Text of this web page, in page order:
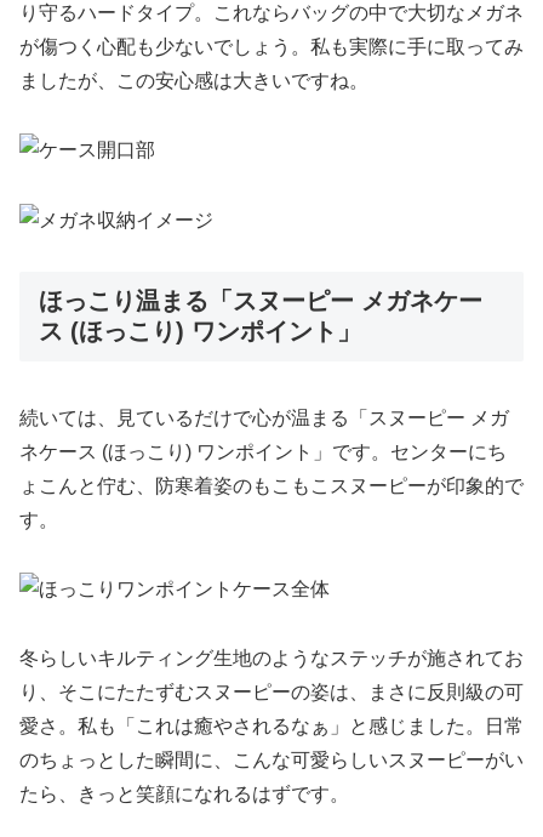
り守るハードタイプ。これならバッグの中で大切なメガネ
が傷つく心配も少ないでしょう。私も実際に手に取ってみ
ましたが、この安心感は大きいですね。
ほっこり温まる「スヌーピー メガネケー
ス (ほっこり) ワンポイント」
続いては、見ているだけで心が温まる「スヌーピー メガ
ネケース (ほっこり) ワンポイント」です。センターにち
ょこんと佇む、防寒着姿のもこもこスヌーピーが印象的で
す。
冬らしいキルティング生地のようなステッチが施されてお
り、そこにたたずむスヌーピーの姿は、まさに反則級の可
愛さ。私も「これは癒やされるなぁ」と感じました。日常
のちょっとした瞬間に、こんな可愛らしいスヌーピーがい
たら、きっと笑顔になれるはずです。